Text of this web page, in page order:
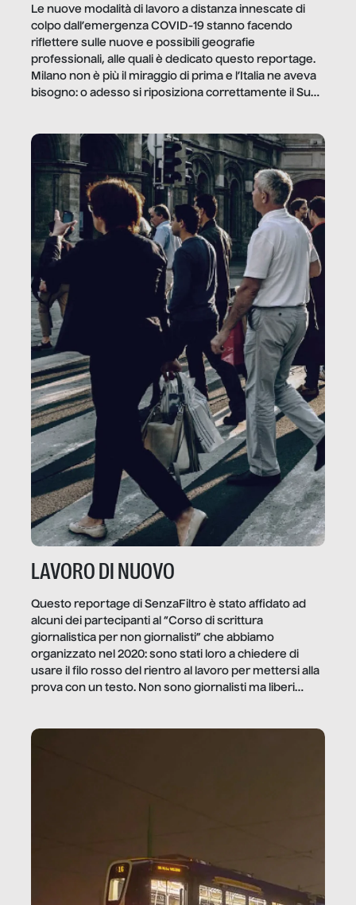
Le nuove modalità di lavoro a distanza innescate di
colpo dall’emergenza COVID-19 stanno facendo
riflettere sulle nuove e possibili geografie
professionali, alle quali è dedicato questo reportage.
Milano non è più il miraggio di prima e l’Italia ne aveva
bisogno: o adesso si riposiziona correttamente il Sud
LAVORO DI NUOVO
Questo reportage di SenzaFiltro è stato affidato ad
alcuni dei partecipanti al “Corso di scrittura
giornalistica per non giornalisti” che abbiamo
organizzato nel 2020: sono stati loro a chiedere di
usare il filo rosso del rientro al lavoro per mettersi alla
prova con un testo. Non sono giornalisti ma liberi